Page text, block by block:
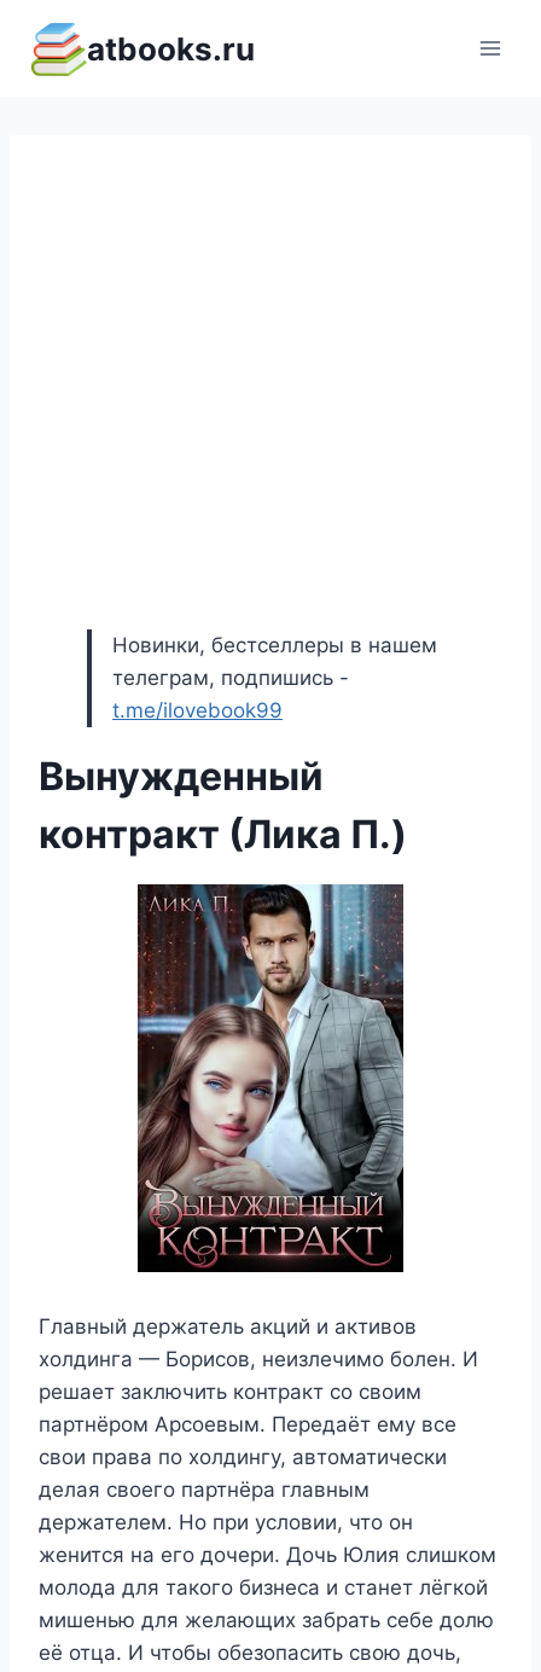
содержимому
atbooks.ru
Новинки, бестселлеры в нашем
телеграм, подпишись -
t.me/ilovebook99
Вынужденный
контракт (Лика П.)
Главный держатель акций и активов
холдинга — Борисов, неизлечимо болен. И
решает заключить контракт со своим
партнёром Арсоевым. Передаёт ему все
свои права по холдингу, автоматически
делая своего партнёра главным
держателем. Но при условии, что он
женится на его дочери. Дочь Юлия слишком
молода для такого бизнеса и станет лёгкой
мишенью для желающих забрать себе долю
её отца. И чтобы обезопасить свою дочь,